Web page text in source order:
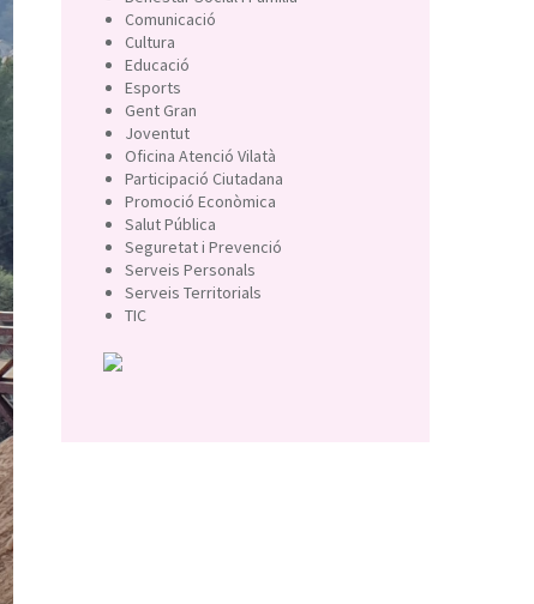
Comunicació
Cultura
Educació
Esports
Gent Gran
Joventut
Oficina Atenció Vilatà
Participació Ciutadana
Promoció Econòmica
Salut Pública
Seguretat i Prevenció
Serveis Personals
Serveis Territorials
TIC